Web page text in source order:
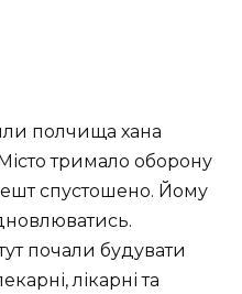
полчища хана
тримало оборону
спустошено. Йому
почали будувати
лікарні та